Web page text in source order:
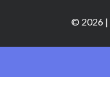
© 2026 |